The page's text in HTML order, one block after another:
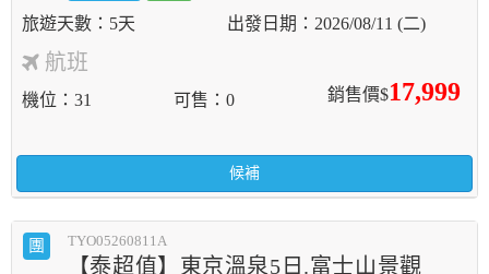
5天 2026/08/11 (二)
航班
銷售價$17,999
機位 31 可售 0
候補
團 TYO05260811A
【泰超值】東京溫泉5日.富士山景觀